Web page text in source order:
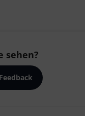
sehen?